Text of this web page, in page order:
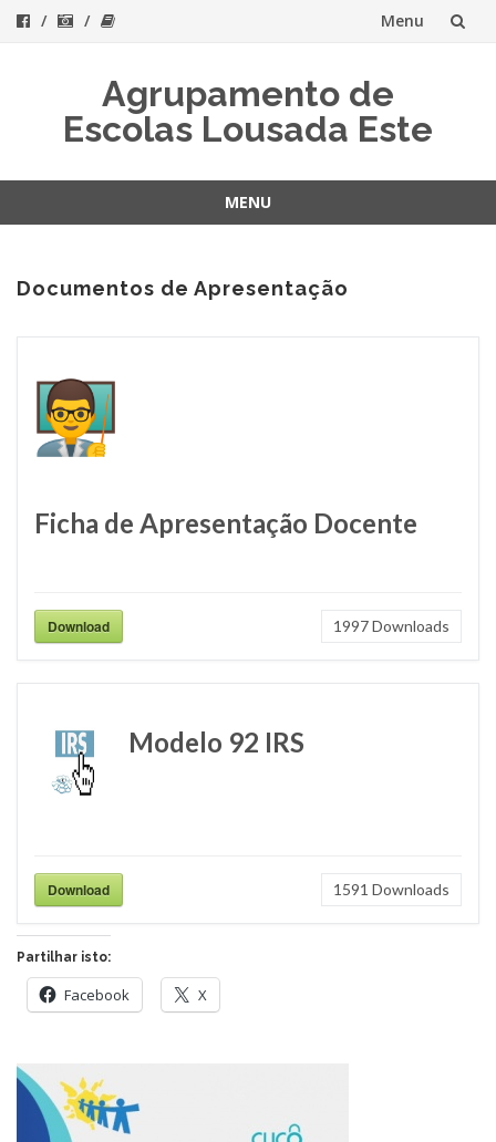
Menu
content
Agrupamento de
Escolas Lousada Este
MENU
content
Documentos de Apresentação
Ficha de Apresentação Docente
Download 1997Downloads
Modelo 92 IRS
Download 1591 Downloads
Partilhar isto:
Facebook X